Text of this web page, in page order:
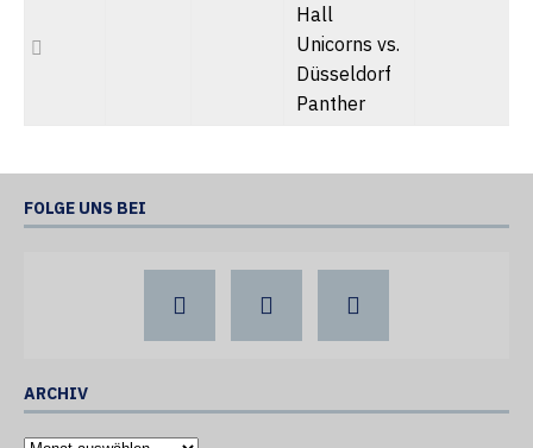
Hall
Unicorns vs.
Düsseldorf
Panther
FOLGE UNS BEI
ARCHIV